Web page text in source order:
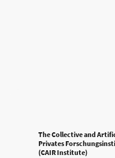
The Collective and
Privates
(CAIR Institute)